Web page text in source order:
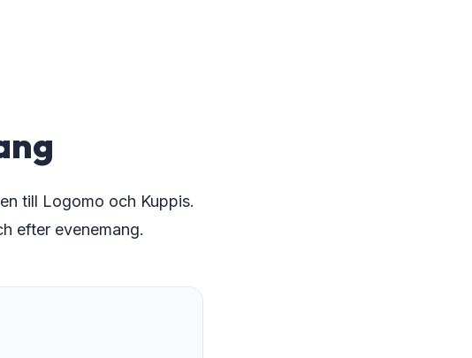
till Logomo och Kuppis.
efter evenemang.